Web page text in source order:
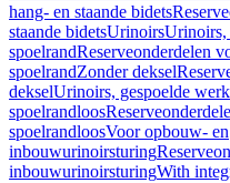
hang- en staande bidets
staande bidetsUrinoirsUrinoirs,
spoelrandReserveonderdelen
spoelrandZonder deksel
dekselUrinoirs, gespoelde
spoelrandloos
spoelrandloosVoor opbouw- en
inbouwurinoirsturing
inbouwurinoirsturingWith